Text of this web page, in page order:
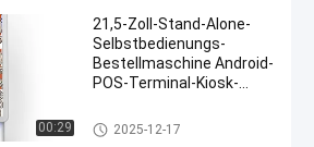
00:29
21,5-Zoll-Stand-Alone-
Selbstbedienungs-
Bestellmaschine Android-
POS-Terminal-Kiosk-
Barcode-Scanner-
Thermodrucker
Selbstzahlungskiosk
2025-12-17